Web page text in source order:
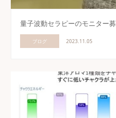
量子波動セラピーのモニター募
ブログ 2023.11.05